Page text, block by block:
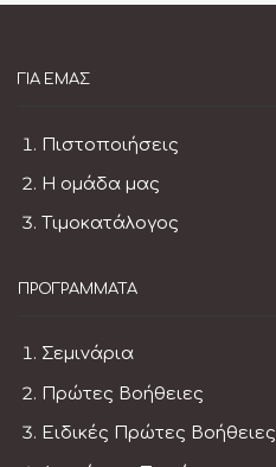
ΓΙΑ ΕΜΆΣ
Πιστοποιήσεις
Η ομάδα μας
Τιμοκατάλογος
ΠΡΟΓΡΆΜΜΑΤΑ
Σεμινάρια
Πρώτες Βοήθειες
Ειδικές Πρώτες Βοήθειες